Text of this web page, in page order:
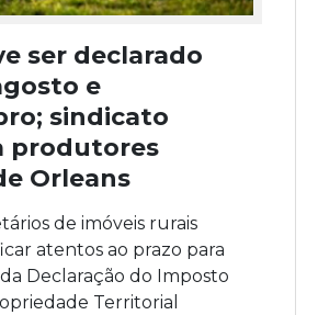
ser declarado
e
sindicato
produtores
Orleans
de imóveis rurais
atentos ao prazo para
Declaração do Imposto
Territorial